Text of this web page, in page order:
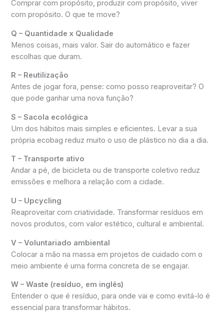
Comprar com propósito, produzir com propósito, viver
com propósito. O que te move?
Q – Quantidade x Qualidade
Menos coisas, mais valor. Sair do automático e fazer
escolhas que duram.
R – Reutilização
Antes de jogar fora, pense: como posso reaproveitar? O
que pode ganhar uma nova função?
S – Sacola ecológica
Um dos hábitos mais simples e eficientes. Levar a sua
própria ecobag reduz muito o uso de plástico no dia a dia.
T – Transporte ativo
Andar a pé, de bicicleta ou de transporte coletivo reduz
emissões e melhora a relação com a cidade.
U – Upcycling
Reaproveitar com criatividade. Transformar resíduos em
novos produtos, com valor estético, cultural e ambiental.
V – Voluntariado ambiental
Colocar a mão na massa em projetos de cuidado com o
meio ambiente é uma forma concreta de se engajar.
W – Waste (resíduo, em inglês)
Entender o que é resíduo, para onde vai e como evitá-lo é
essencial para transformar hábitos.